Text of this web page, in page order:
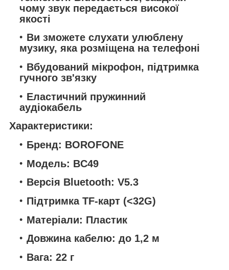
чому звук передається високої
якості
Ви зможете слухати улюблену
музику, яка розміщена на телефоні
Вбудований мікрофон, підтримка
гучного зв'язку
Еластичний пружинний
аудіокабель
Характеристики:
Бренд: BOROFONE
Модель: BC49
Версія Bluetooth: V5.3
Підтримка TF-карт (<32G)
Матеріали: Пластик
Довжина кабелю: до 1,2 м
Вага: 22 г